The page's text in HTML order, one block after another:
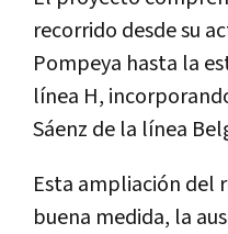
recorrido desde su
Pompeya hasta la
línea H,
Sáenz de la línea
Esta ampliación del
buena medida, la